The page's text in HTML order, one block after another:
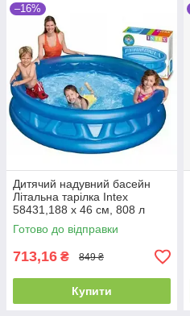
–16%
Дитячий надувний басейн
Літальна тарілка Intex
58431,188 х 46 см, 808 л
Готово до відправки
713,16 ₴ 849 ₴
Купити